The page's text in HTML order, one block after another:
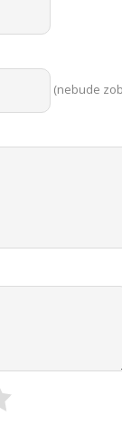
(nebude